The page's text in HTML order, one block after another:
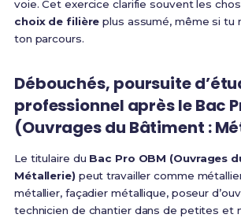
voie. Cet exercice clarifie souvent les
choix de filière plus assumé, même si tu
ton parcours.
Débouchés, poursuite
professionnel après le Bac
(Ouvrages du Bâtiment :
Le titulaire du Bac Pro OBM (Ouvrages
Métallerie) peut travailler comme
métallier, façadier métallique, poseur
technicien de chantier dans de petites et